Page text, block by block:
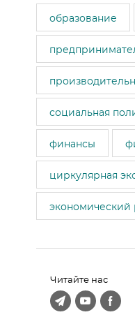
образование
социальная
финансы
циркулярная
экономический
Читайте нас